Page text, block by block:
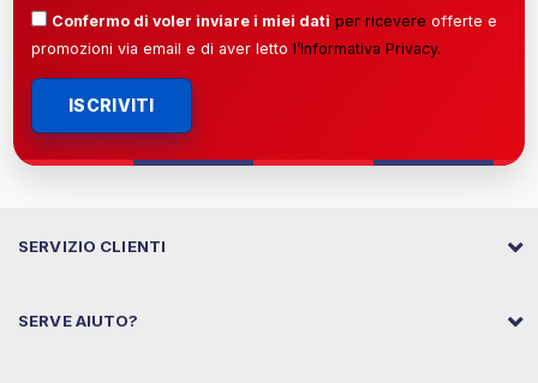
Confermo di voler inviare i miei dati per ricevere offerte e
promozioni via email e di aver letto l’Informativa Privacy.
ISCRIVITI
SERVIZIO CLIENTI
SERVE AIUTO?